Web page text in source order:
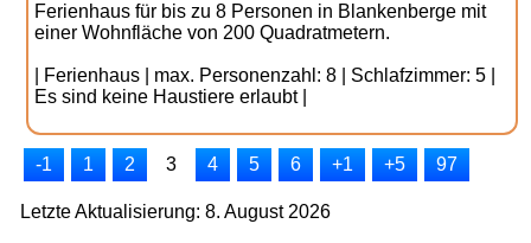
Ferienhaus für bis zu 8 Personen in Blankenberge mit
einer Wohnfläche von 200 Quadratmetern.
| Ferienhaus | max. Personenzahl: 8 | Schlafzimmer: 5 |
Es sind keine Haustiere erlaubt |
-1 1 2 3 4 5 6 +1 +5 97
Letzte Aktualisierung: 8. August 2026